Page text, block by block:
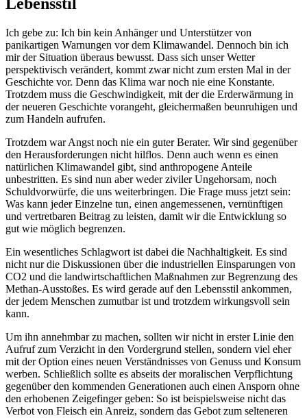
Lebensstil
Ich gebe zu: Ich bin kein Anhänger und Unterstützer von
panikartigen Warnungen vor dem Klimawandel. Dennoch bin ich
mir der Situation überaus bewusst. Dass sich unser Wetter
perspektivisch verändert, kommt zwar nicht zum ersten Mal in der
Geschichte vor. Denn das Klima war noch nie eine Konstante.
Trotzdem muss die Geschwindigkeit, mit der die Erderwärmung in
der neueren Geschichte vorangeht, gleichermaßen beunruhigen und
zum Handeln aufrufen.
Trotzdem war Angst noch nie ein guter Berater. Wir sind gegenüber
den Herausforderungen nicht hilflos. Denn auch wenn es einen
natürlichen Klimawandel gibt, sind anthropogene Anteile
unbestritten. Es sind nun aber weder ziviler Ungehorsam, noch
Schuldvorwürfe, die uns weiterbringen. Die Frage muss jetzt sein:
Was kann jeder Einzelne tun, einen angemessenen, vernünftigen
und vertretbaren Beitrag zu leisten, damit wir die Entwicklung so
gut wie möglich begrenzen.
Ein wesentliches Schlagwort ist dabei die Nachhaltigkeit. Es sind
nicht nur die Diskussionen über die industriellen Einsparungen von
CO2 und die landwirtschaftlichen Maßnahmen zur Begrenzung des
Methan-Ausstoßes. Es wird gerade auf den Lebensstil ankommen,
der jedem Menschen zumutbar ist und trotzdem wirkungsvoll sein
kann.
Um ihn annehmbar zu machen, sollten wir nicht in erster Linie den
Aufruf zum Verzicht in den Vordergrund stellen, sondern viel eher
mit der Option eines neuen Verständnisses von Genuss und Konsum
werben. Schließlich sollte es abseits der moralischen Verpflichtung
gegenüber den kommenden Generationen auch einen Ansporn ohne
den erhobenen Zeigefinger geben: So ist beispielsweise nicht das
Verbot von Fleisch ein Anreiz, sondern das Gebot zum selteneren